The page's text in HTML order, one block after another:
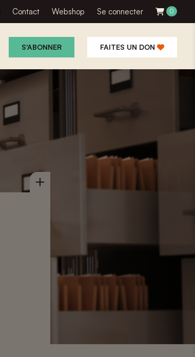
Contact Webshop Se connecter 0
S'ABONNER FAITES UN DON